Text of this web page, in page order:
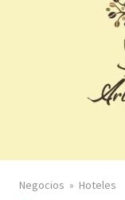
Negocios Hoteles